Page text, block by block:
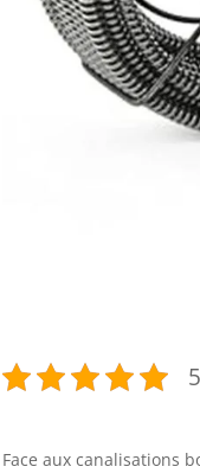
Face aux canalisations